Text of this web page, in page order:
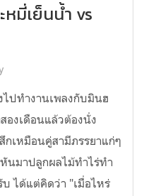
มี่เย็นน้ำ vs
ปทำงานเพลงกับมินฮ
องเดือนแล้วต้องนั่ง
เหมือนคู่สามีภรรยาแก่ๆ
นมาปลูกผลไม้ทำไร่ทำ
ได้แต่คิดว่า "เมื่อไหร่